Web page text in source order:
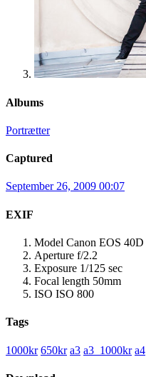
Albums
Portrætter
Captured
September 26, 2009 00:07
EXIF
Model Canon EOS 40D
Aperture f/2.2
Exposure 1/125 sec
Focal length 50mm
ISO ISO 800
Tags
1000kr 650kr a3 a3_1000kr a4